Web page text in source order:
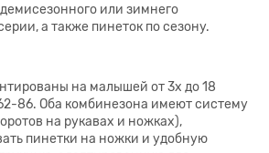
или зимнего
а также пинеток по сезону.
на малышей от 3х до 18
86. Оба комбинезона имеют систему
на рукавах и ножках),
пинетки на ножки и удобную